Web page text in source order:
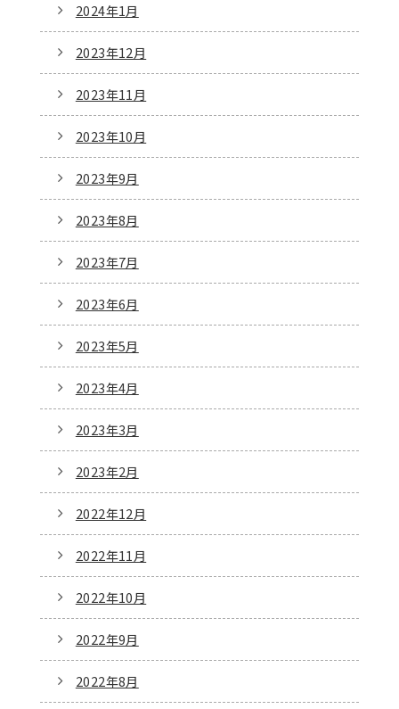
2024年1月
2023年12月
2023年11月
2023年10月
2023年9月
2023年8月
2023年7月
2023年6月
2023年5月
2023年4月
2023年3月
2023年2月
2022年12月
2022年11月
2022年10月
2022年9月
2022年8月